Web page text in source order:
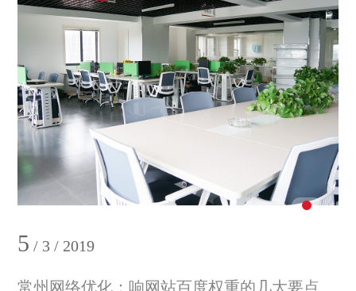
5 / 3 / 2019
常州网络优化：响网站百度权重的几大要点